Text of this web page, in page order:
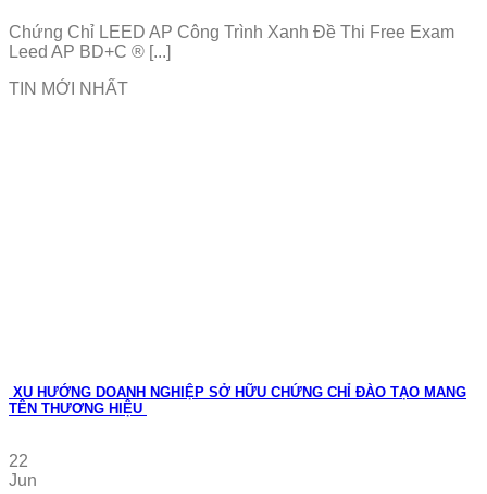
Chứng Chỉ LEED AP Công Trình Xanh Đề Thi Free Exam
Leed AP BD+C ® [...]
TIN MỚI NHẤT
XU HƯỚNG DOANH NGHIỆP SỞ HỮU CHỨNG CHỈ ĐÀO TẠO MANG
TÊN THƯƠNG HIỆU
22
Jun